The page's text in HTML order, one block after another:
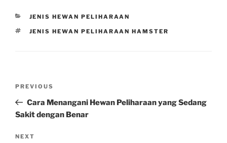
CATEGORIES
JENIS HEWAN PELIHARAAN
TAGS
JENIS HEWAN PELIHARAAN HAMSTER
Previous
Post
PREVIOUS
Cara Menangani Hewan Peliharaan yang Sedang
Sakit dengan Benar
Next
NEXT